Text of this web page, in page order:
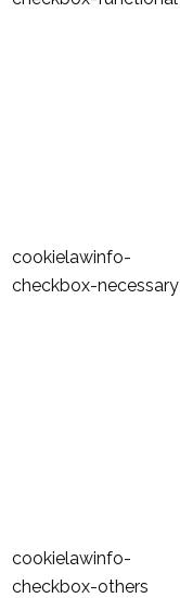
cookielawinfo-
checkbox-necessary
cookielawinfo-
checkbox-others